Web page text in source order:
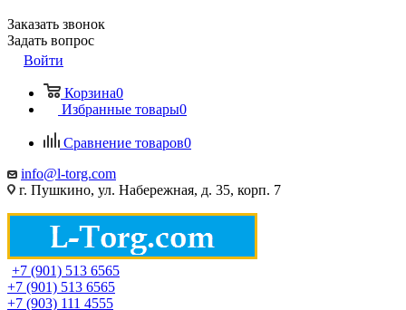
Заказать звонок
Задать вопрос
Войти
Корзина0
Избранные товары0
Сравнение товаров0
info@l-torg.com
г. Пушкино, ул. Набережная, д. 35, корп. 7
+7 (901) 513 6565
+7 (901) 513 6565
+7 (903) 111 4555